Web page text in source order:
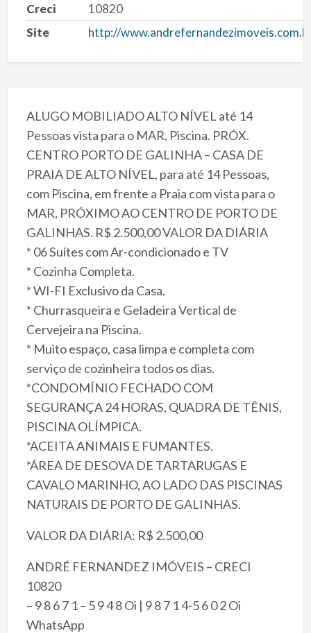
Creci
10820
Site
http://
ALUGO MOBILIADO ALTO NÍVEL até 14
Pessoas vista para o MAR, Piscina. PRÓX.
CENTRO PORTO DE GALINHA – CASA DE
PRAIA DE ALTO NÍVEL, para até 14 Pessoas,
com Piscina, em frente a Praia com vista para o
MAR, PRÓXIMO AO CENTRO DE PORTO DE
GALINHAS. R$ 2.500,00 VALOR DA DIÁRIA
* 06 Suítes com Ar-condicionado e TV
* Cozinha Completa.
* WI-FI Exclusivo da Casa.
* Churrasqueira e Geladeira Vertical de
Cervejeira na Piscina.
* Muito espaço, casa limpa e completa com
serviço de cozinheira todos os dias.
*CONDOMÍNIO FECHADO COM
SEGURANÇA 24 HORAS, QUADRA DE TÊNIS,
PISCINA OLÍMPICA.
*ACEITA ANIMAIS E FUMANTES.
*ÁREA DE DESOVA DE TARTARUGAS E
CAVALO MARINHO, AO LADO DAS PISCINAS
NATURAIS DE PORTO DE GALINHAS.
VALOR DA DIÁRIA: R$ 2.500,00
ANDRÉ FERNANDEZ IMÓVEIS – CRECI
10820
– 9 8 6 7 1 – 5 9 4 8 Oi | 9 8 7 1 4-5 6 0 2 Oi
WhatsApp